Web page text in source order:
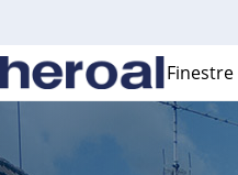
Finestre